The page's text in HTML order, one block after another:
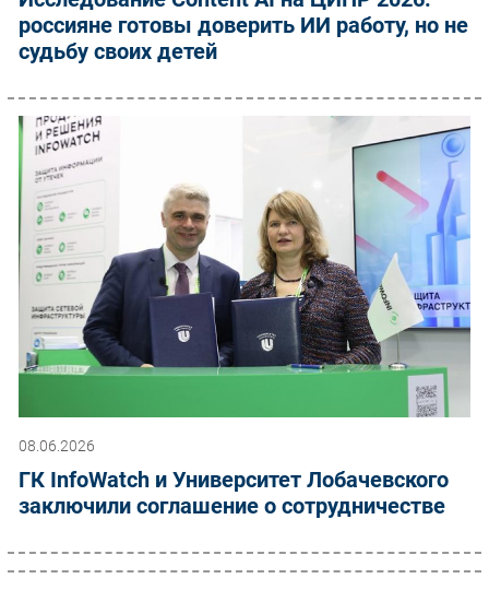
россияне готовы доверить ИИ работу, но не
судьбу своих детей
08.06.2026
ГК InfoWatch и Университет Лобачевского
заключили соглашение о сотрудничестве